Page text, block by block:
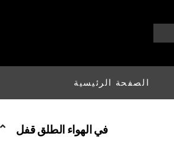
الصفحة الرئيسية
في الهواء الطلق قفل